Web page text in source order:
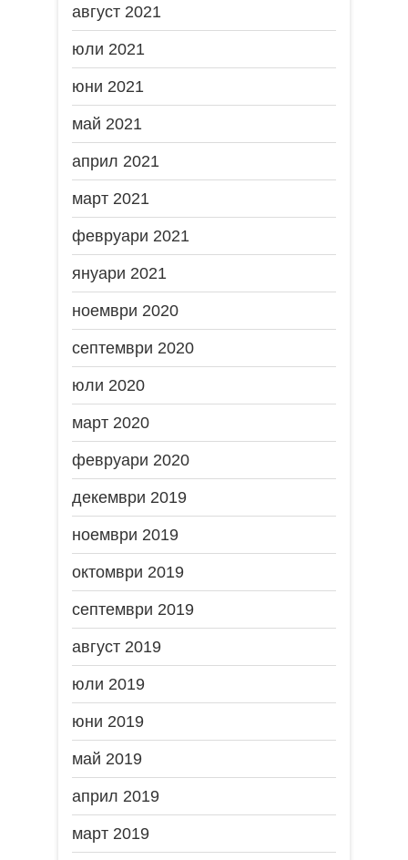
август 2021
юли 2021
юни 2021
май 2021
април 2021
март 2021
февруари 2021
януари 2021
ноември 2020
септември 2020
юли 2020
март 2020
февруари 2020
декември 2019
ноември 2019
октомври 2019
септември 2019
август 2019
юли 2019
юни 2019
май 2019
април 2019
март 2019